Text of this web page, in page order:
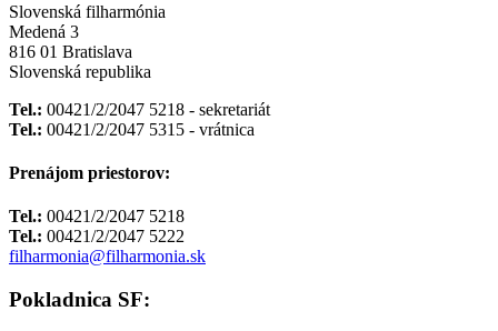
Slovenská filharmónia
Medená 3
816 01 Bratislava
Slovenská republika
Tel.: 00421/2/2047 5218 - sekretariát
Tel.: 00421/2/2047 5315 - vrátnica
Prenájom priestorov:
Tel.: 00421/2/2047 5218
Tel.: 00421/2/2047 5222
filharmonia@filharmonia.sk
Pokladnica SF: